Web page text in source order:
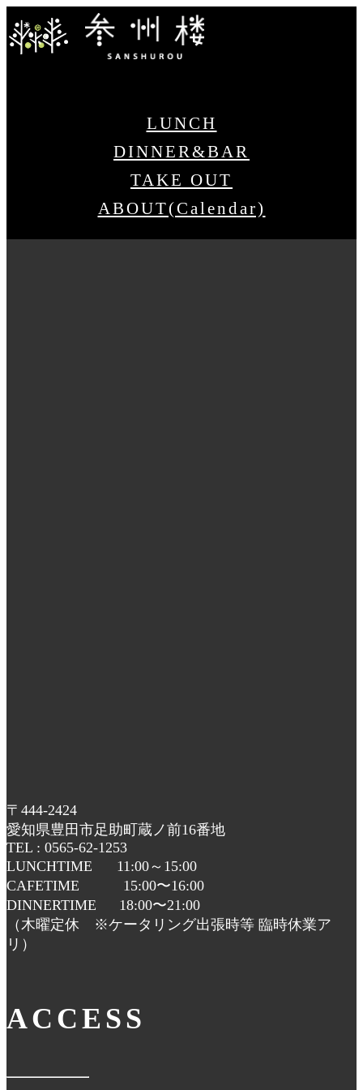
LUNCH
DINNER&BAR
TAKE OUT
ABOUT(Calendar)
〒444-2424
愛知県豊田市足助町蔵ノ前16番地
TEL : 0565-62-1253
LUNCHTIME 11:00～15:00
CAFETIME 15:00〜16:00
DINNERTIME 18:00〜21:00
（木曜定休 ※ケータリング出張時等 臨時休業ア
リ）
ACCESS